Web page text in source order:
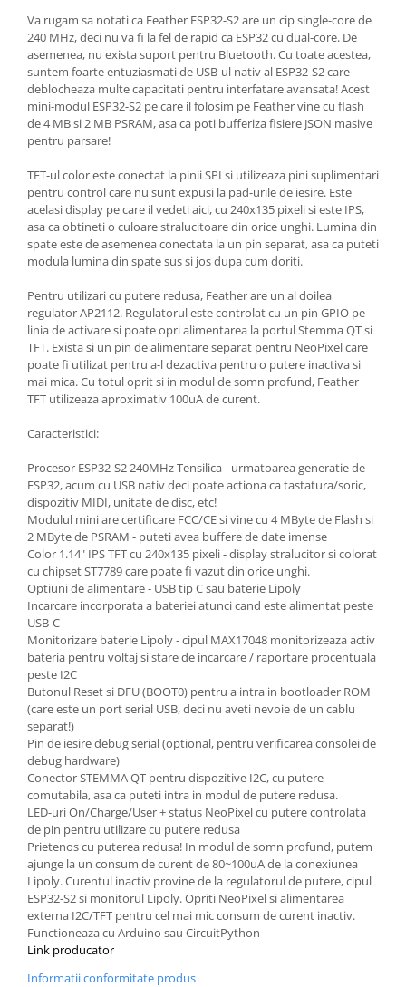
Componente
Componente E3D
Filament Premium ABS 1.75 mm
Filament Premium ABS 3 mm
Filament Premium PLA 1.75 mm
Filamente Speciale
Prusa I3 DIY Kit
Carti
Pentru Incepatori
Kituri incepatori Arduino
Micro:bit
Junior Robotics
Carti
Junior Robotics
Ugears
Kit Fun
Kit Roboti
Cadouri
Puzzle mecanic Ugears
Organizator de chei Wunderkey
Constructor foto Mozabrick &
Qbrix
Puzzle lemn Cluebox
Jocuri de societate
Mecanice
3D Printer & CNC
Actuator
Altele
Driver
Altele
DC
Servo
Stepper
Encoder
Va rugam sa notati ca Feather ESP32-S2 are un cip single-core de
240 MHz, deci nu va fi la fel de rapid ca ESP32 cu dual-core. De
asemenea, nu exista suport pentru Bluetooth. Cu toate acestea,
suntem foarte entuziasmati de USB-ul nativ al ESP32-S2 care
deblocheaza multe capacitati pentru interfatare avansata! Acest
mini-modul ESP32-S2 pe care il folosim pe Feather vine cu flash
de 4 MB si 2 MB PSRAM, asa ca poti bufferiza fisiere JSON masive
pentru parsare!
TFT-ul color este conectat la pinii SPI si utilizeaza pini suplimentari
pentru control care nu sunt expusi la pad-urile de iesire. Este
acelasi display pe care il vedeti aici, cu 240x135 pixeli si este IPS,
asa ca obtineti o culoare stralucitoare din orice unghi. Lumina din
spate este de asemenea conectata la un pin separat, asa ca puteti
modula lumina din spate sus si jos dupa cum doriti.
Pentru utilizari cu putere redusa, Feather are un al doilea
regulator AP2112. Regulatorul este controlat cu un pin GPIO pe
linia de activare si poate opri alimentarea la portul Stemma QT si
TFT. Exista si un pin de alimentare separat pentru NeoPixel care
poate fi utilizat pentru a-l dezactiva pentru o putere inactiva si
mai mica. Cu totul oprit si in modul de somn profund, Feather
TFT utilizeaza aproximativ 100uA de curent.
Caracteristici:
Procesor ESP32-S2 240MHz Tensilica - urmatoarea generatie de
ESP32, acum cu USB nativ deci poate actiona ca tastatura/soric,
dispozitiv MIDI, unitate de disc, etc!
Modulul mini are certificare FCC/CE si vine cu 4 MByte de Flash si
2 MByte de PSRAM - puteti avea buffere de date imense
Color 1.14" IPS TFT cu 240x135 pixeli - display stralucitor si colorat
cu chipset ST7789 care poate fi vazut din orice unghi.
Optiuni de alimentare - USB tip C sau baterie Lipoly
Incarcare incorporata a bateriei atunci cand este alimentat peste
USB-C
Monitorizare baterie Lipoly - cipul MAX17048 monitorizeaza activ
bateria pentru voltaj si stare de incarcare / raportare procentuala
peste I2C
Butonul Reset si DFU (BOOT0) pentru a intra in bootloader ROM
(care este un port serial USB, deci nu aveti nevoie de un cablu
separat!)
Pin de iesire debug serial (optional, pentru verificarea consolei de
debug hardware)
Conector STEMMA QT pentru dispozitive I2C, cu putere
comutabila, asa ca puteti intra in modul de putere redusa.
LED-uri On/Charge/User + status NeoPixel cu putere controlata
de pin pentru utilizare cu putere redusa
Prietenos cu puterea redusa! In modul de somn profund, putem
ajunge la un consum de curent de 80~100uA de la conexiunea
Lipoly. Curentul inactiv provine de la regulatorul de putere, cipul
ESP32-S2 si monitorul Lipoly. Opriti NeoPixel si alimentarea
externa I2C/TFT pentru cel mai mic consum de curent inactiv.
Functioneaza cu Arduino sau CircuitPython
Link producator
Informatii conformitate produs